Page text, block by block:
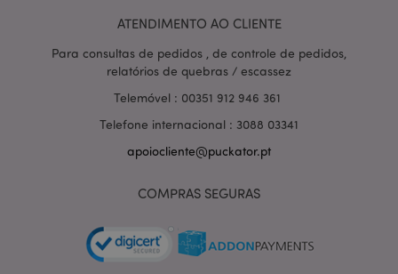
ATENDIMENTO AO CLIENTE
Para consultas de pedidos , de controle de pedidos,
relatórios de quebras / escassez
Telemóvel : 00351 912 946 361
Telefone internacional : 3088 03341
apoiocliente@puckator.pt
COMPRAS SEGURAS
mage-cache-storage-section-
invalidation
Adobe Inc.
www.puckator.pt
PHPSESSID
PHP.net